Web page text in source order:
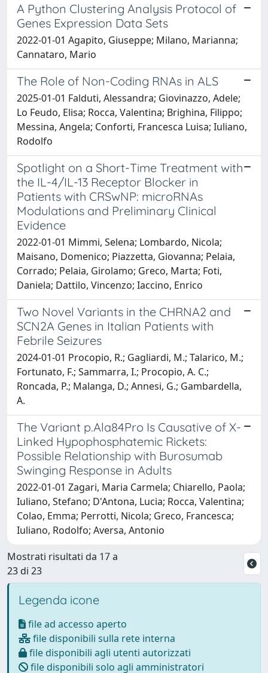
A Python Clustering Analysis Protocol of
Genes Expression Data Sets
2022-01-01 Agapito, Giuseppe; Milano, Marianna;
Cannataro, Mario
The Role of Non-Coding RNAs in ALS
2025-01-01 Falduti, Alessandra; Giovinazzo, Adele;
Lo Feudo, Elisa; Rocca, Valentina; Brighina, Filippo;
Messina, Angela; Conforti, Francesca Luisa; Iuliano,
Rodolfo
Spotlight on a Short-Time Treatment with
the IL-4/IL-13 Receptor Blocker in
Patients with CRSwNP: microRNAs
Modulations and Preliminary Clinical
Evidence
2022-01-01 Mimmi, Selena; Lombardo, Nicola;
Maisano, Domenico; Piazzetta, Giovanna; Pelaia,
Corrado; Pelaia, Girolamo; Greco, Marta; Foti,
Daniela; Dattilo, Vincenzo; Iaccino, Enrico
Two Novel Variants in the CHRNA2 and
SCN2A Genes in Italian Patients with
Febrile Seizures
2024-01-01 Procopio, R.; Gagliardi, M.; Talarico, M.;
Fortunato, F.; Sammarra, I.; Procopio, A. C.;
Roncada, P.; Malanga, D.; Annesi, G.; Gambardella,
A.
The Variant p.Ala84Pro Is Causative of X-
Linked Hypophosphatemic Rickets:
Possible Relationship with Burosumab
Swinging Response in Adults
2022-01-01 Zagari, Maria Carmela; Chiarello, Paola;
Iuliano, Stefano; D'Antona, Lucia; Rocca, Valentina;
Colao, Emma; Perrotti, Nicola; Greco, Francesca;
Iuliano, Rodolfo; Aversa, Antonio
Mostrati risultati da 17 a
23 di 23
Legenda icone
file ad accesso aperto
file disponibili sulla rete interna
file disponibili agli utenti autorizzati
file disponibili solo agli amministratori